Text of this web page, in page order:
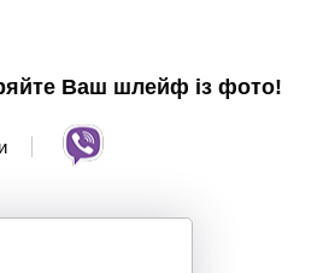
Ваш шлейф із фото!